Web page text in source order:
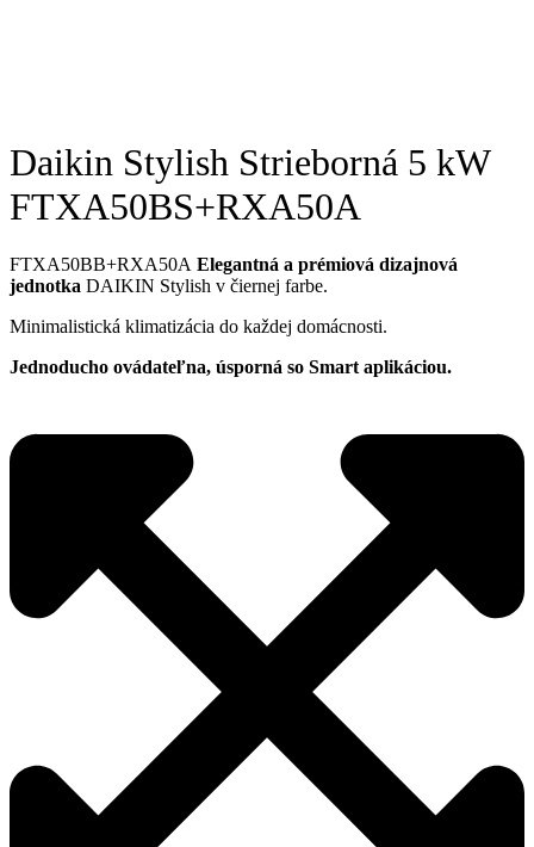
Daikin Stylish Strieborná 5 kW
FTXA50BS+RXA50A
FTXA50BB+RXA50A Elegantná a prémiová dizajnová
jednotka DAIKIN Stylish v čiernej farbe.
Minimalistická klimatizácia do každej domácnosti.
Jednoducho ovádateľna, úsporná so Smart aplikáciou.